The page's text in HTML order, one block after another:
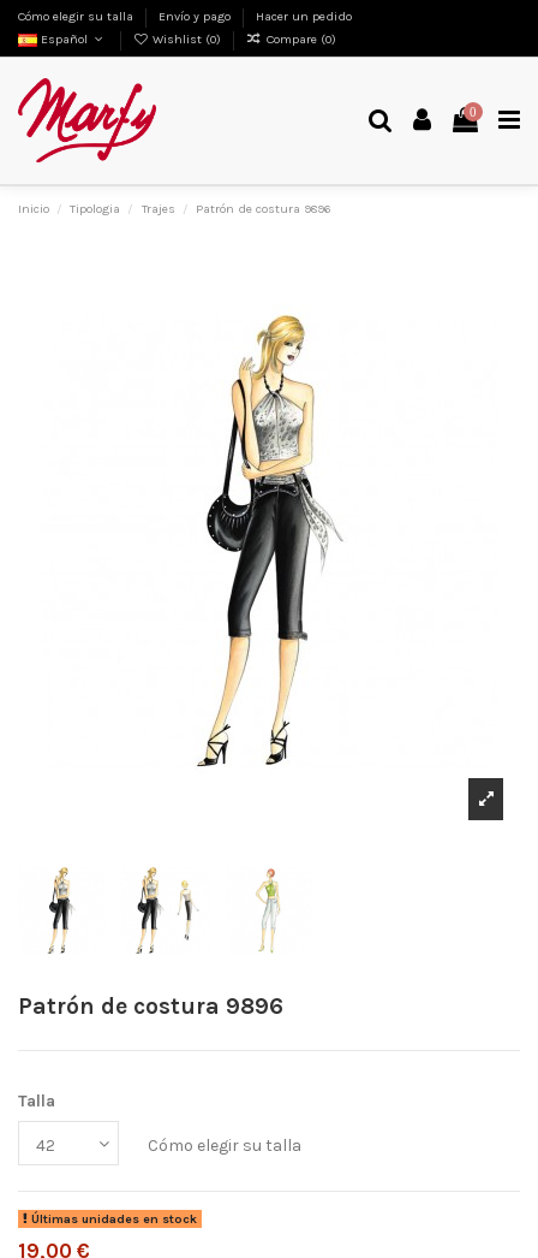
Cómo elegir su talla Envío y pago
Hacer un pedido
Español
Wishlist (0) Compare (0)
0
Inicio Tipologia Trajes Patrón de costura 9896
Patrón de costura 9896
Talla
Cómo elegir su talla
Últimas unidades en stock
19,00 €